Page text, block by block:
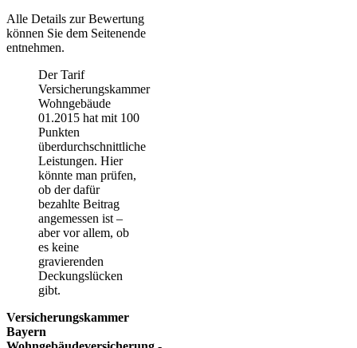
Alle Details zur Bewertung
können Sie dem Seitenende
entnehmen.
Der Tarif
Versicherungskammer
Wohngebäude
01.2015 hat mit 100
Punkten
überdurchschnittliche
Leistungen. Hier
könnte man prüfen,
ob der dafür
bezahlte Beitrag
angemessen ist –
aber vor allem, ob
es keine
gravierenden
Deckungslücken
gibt.
Versicherungskammer
Bayern